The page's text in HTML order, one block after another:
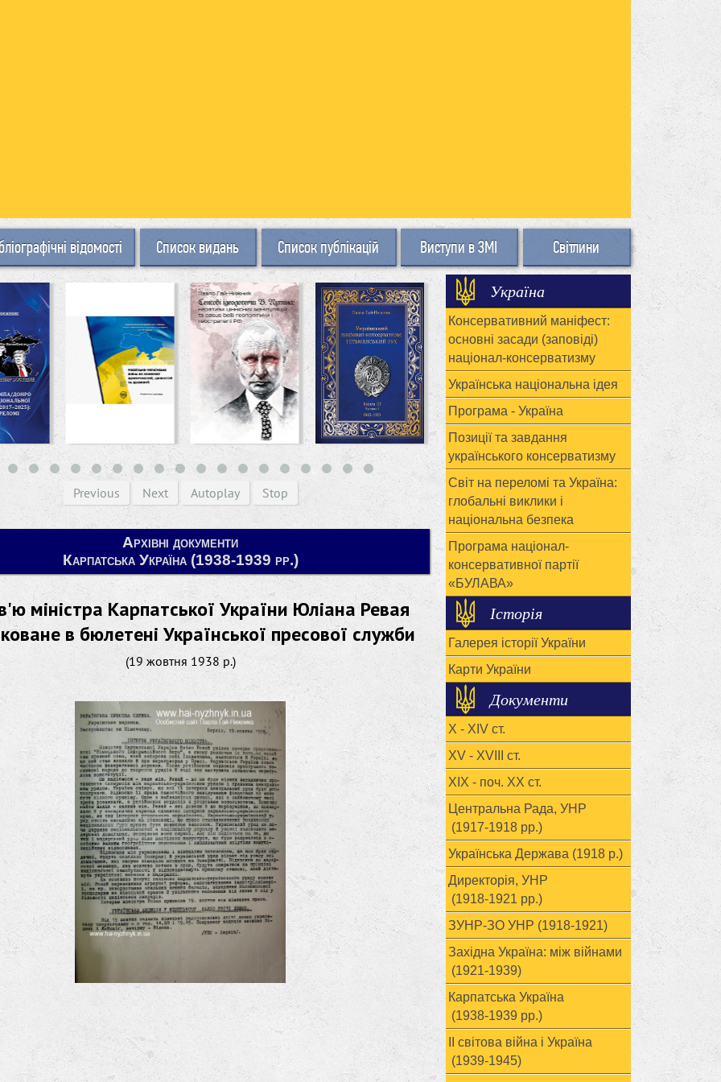
відомості Список видань Список публікацій Виступи в ЗМІ Світлини
Previous Next Autoplay Stop
Архівні документи
Карпатська Україна (1938-1939 рр.)
міністра Карпатської України Юліана Ревая
в бюлетені Української пресової служби
(19 жовтня 1938 р.)
Україна
Консервативний маніфест:
основні засади (заповіді)
націонал-консерватизму
Українська національна ідея
Програма - Україна
Позиції та завдання
українського консерватизму
Світ на переломі та Україна:
глобальні виклики і
національна безпека
Програма націонал-
консервативної партії
«БУЛАВА»
Історія
Галерея історії України
Карти України
Документи
X - XIV ст.
XV - XVIII ст.
ХІХ - поч. ХХ ст.
Центральна Рада, УНР
(1917-1918 рр.)
Українська Держава (1918 р.)
Директорія, УНР
(1918-1921 рр.)
ЗУНР-ЗО УНР (1918-1921)
Західна Україна: між війнами
(1921-1939)
Карпатська Україна
(1938-1939 рр.)
ІІ світова війна і Україна
(1939-1945)